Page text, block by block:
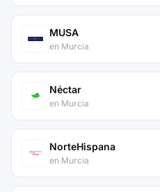
MUSA
en Murcia
Néctar
en Murcia
NorteHispana
en Murcia